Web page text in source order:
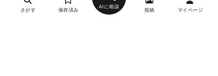
さがす 保存済み
AIに相談
投稿 マイページ